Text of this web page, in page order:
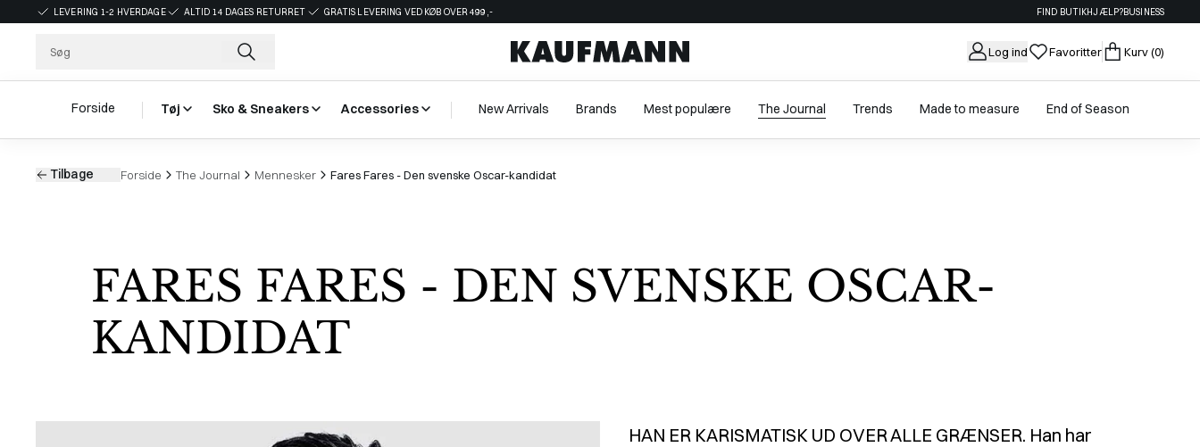
LEVERING 1-2 HVERDAGE ALTID 14 DAGES RETURRET GRATIS LEVERING VED KØB OVER 499,- FIND BUTIKHJÆLP?BUSINESS
Log ind Favoritter Kurv(0)
Forside Tøj Sko & Sneakers Accessories New Arrivals Brands Mest populære The Journal Trends Made to measure End of Season
Tilbage Forside The Journal Mennesker Fares Fares - Den svenske Oscar-kandidat
FARES FARES - DEN SVENSKE OSCAR-
KANDIDAT
HAN ER KARISMATISK UD OVER ALLE GRÆNSER. Han har